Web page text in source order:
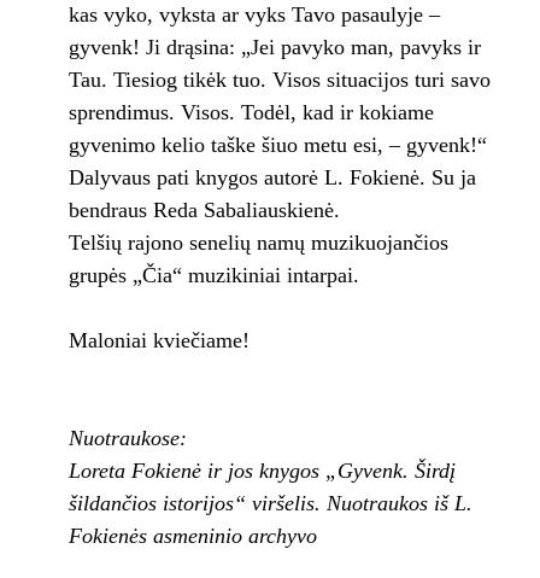
kas vyko, vyksta ar vyks Tavo pasaulyje –
gyvenk! Ji drąsina: „Jei pavyko man, pavyks ir
Tau. Tiesiog tikėk tuo. Visos situacijos turi savo
sprendimus. Visos. Todėl, kad ir kokiame
gyvenimo kelio taške šiuo metu esi, – gyvenk!“
Dalyvaus pati knygos autorė L. Fokienė. Su ja
bendraus Reda Sabaliauskienė.
Telšių rajono senelių namų muzikuojančios
grupės „Čia“ muzikiniai intarpai.
Maloniai kviečiame!
Nuotraukose:
Loreta Fokienė ir jos knygos „Gyvenk. Širdį
šildančios istorijos“ viršelis. Nuotraukos iš L.
Fokienės asmeninio archyvo